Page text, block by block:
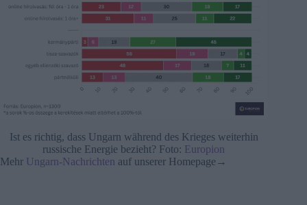
Ist es richtig, dass Ungarn während des Krieges weiterhin
russische Energie bezieht? Foto: Europion
Mehr Ungarn-Nachrichten auf unserer Homepage→